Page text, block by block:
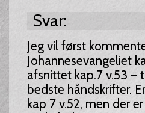
Svar:
Jeg vil først
Johannesevangeliet
afsnittet kap.7 v.53 –
bedste håndskrifter.
kap 7 v.52, men der